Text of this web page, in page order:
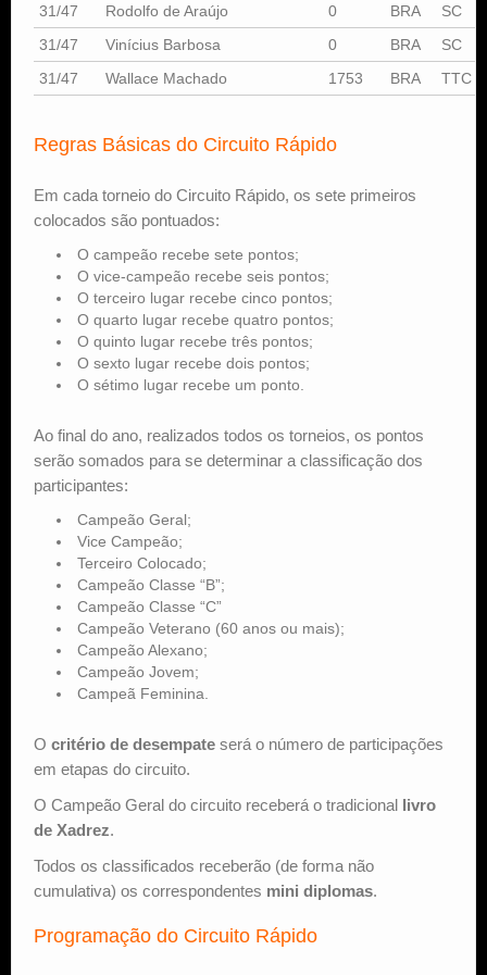
31/47
Rodolfo de Araújo 0 BRA
SC
31/47
Vinícius Barbosa 0 BRA
SC
31/47
Wallace Machado 1753 BRA TTC
Regras Básicas do Circuito Rápido
Em cada torneio do Circuito Rápido, os sete primeiros
colocados são pontuados:
O campeão recebe sete pontos;
O vice-campeão recebe seis pontos;
O terceiro lugar recebe cinco pontos;
O quarto lugar recebe quatro pontos;
O quinto lugar recebe três pontos;
O sexto lugar recebe dois pontos;
O sétimo lugar recebe um ponto.
Ao final do ano, realizados todos os torneios, os pontos
serão somados para se determinar a classificação dos
participantes:
Campeão Geral;
Vice Campeão;
Terceiro Colocado;
Campeão Classe “B”;
Campeão Classe “C”
Campeão Veterano (60 anos ou mais);
Campeão Alexano;
Campeão Jovem;
Campeã Feminina.
O critério de desempate será o número de participações
em etapas do circuito.
O Campeão Geral do circuito receberá o tradicional livro
de Xadrez.
Todos os classificados receberão (de forma não
cumulativa) os correspondentes mini diplomas.
Programação do Circuito Rápido